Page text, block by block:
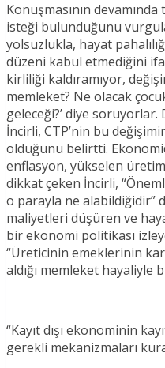
Konuşmasının
isteği bulunduğunu
yolsuzlukla, hayat
düzeni kabul etmediğini
kirliliği kaldıramıyor,
memleket? Ne olacak
geleceği?’ diye soruyorlar.
İncirli, CTP’nin bu
olduğunu belirtti.
enflasyon, yükselen
dikkat çeken İncirli,
o parayla ne alabildiğidir”
maliyetleri düşüren ve
bir ekonomi politikası
“Üreticinin emeklerinin
aldığı memleket hayaliyle
“Kayıt dışı ekonominin
gerekli mekanizmaları